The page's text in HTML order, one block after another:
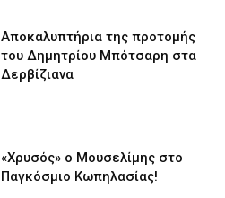
Αποκαλυπτήρια της προτομής
του Δημητρίου Μπότσαρη στα
Δερβίζιανα
«Χρυσός» ο Μουσελίμης στο
Παγκόσμιο Κωπηλασίας!